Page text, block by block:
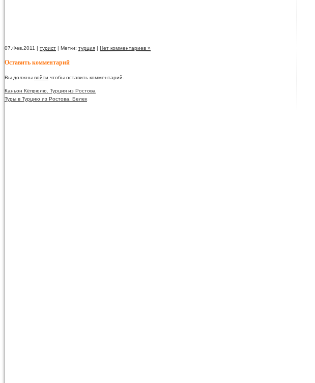
07.Фев.2011 | турист | Метки: турция Нет комментариев »
Оставить комментарий
Вы должны войти чтобы оставить комментарий.
Каньон Кёпрюлю. Турция из Ростова
Туры в Турцию из Ростова. Белек